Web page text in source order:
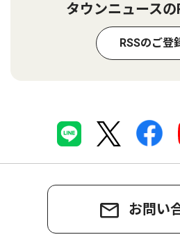
タウンニュース
RSSのご登
お問い